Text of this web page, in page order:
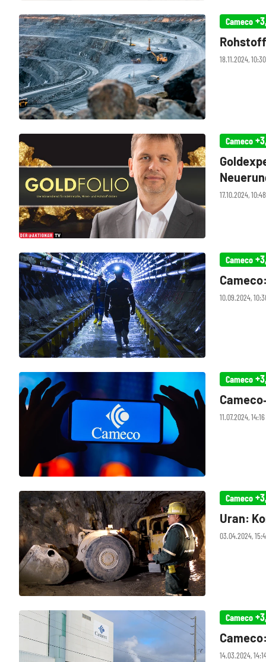
Cameco
18.11.2024,
Cameco
17.10.2024,
Cameco
10.09.2024,
Cameco
11.07.2024,
Cameco
03.04.2024,
Uran:
Cameco
14.03.2024,